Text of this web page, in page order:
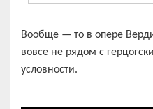
Вообще — то в опере
вовсе не рядом с
условности.